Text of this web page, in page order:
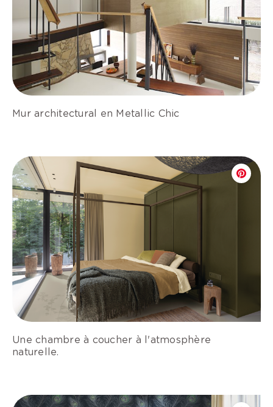
Mur architectural en Metallic Chic
Une chambre à coucher à l'atmosphère
naturelle.